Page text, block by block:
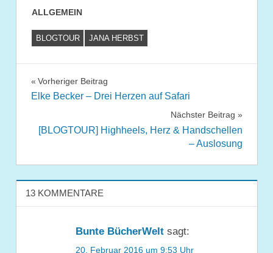
ALLGEMEIN
BLOGTOUR JANA HERBST
Beitragsnavigation
Vorheriger Beitrag
Elke Becker – Drei Herzen auf Safari
Nächster Beitrag
[BLOGTOUR] Highheels, Herz & Handschellen
– Auslosung
13 KOMMENTARE
Bunte BücherWelt sagt:
20. Februar 2016 um 9:53 Uhr